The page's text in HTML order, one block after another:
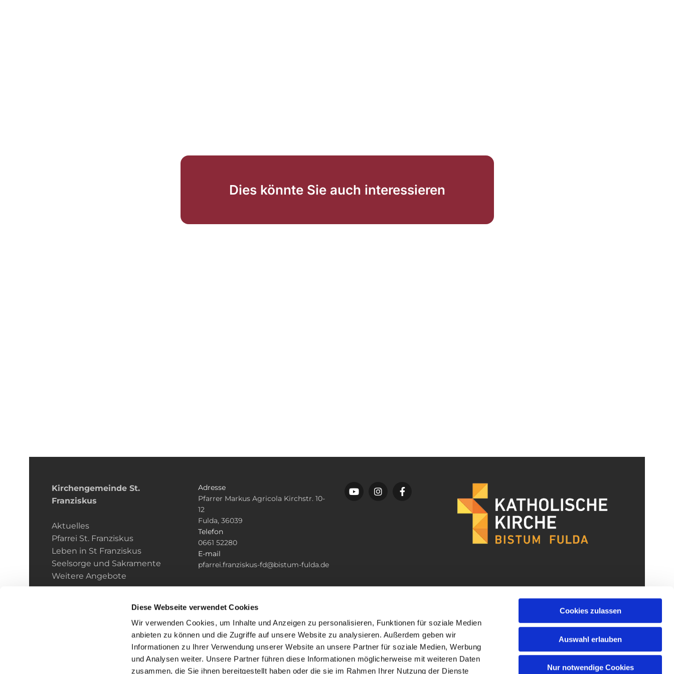
Diese Webseite verwendet Cookies
Wir verwenden Cookies, um Inhalte und Anzeigen zu personalisieren, Funktionen für soziale Medien
anbieten zu können und die Zugriffe auf unsere Website zu analysieren. Außerdem geben wir
Informationen zu Ihrer Verwendung unserer Website an unsere Partner für soziale Medien, Werbung
und Analysen weiter. Unsere Partner führen diese Informationen möglicherweise mit weiteren Daten
zusammen, die Sie ihnen bereitgestellt haben oder die sie im Rahmen Ihrer Nutzung der Dienste
Cookies zulassen
Auswahl erlauben
Nur notwendige Cookies
Dies könnte Sie auch interessieren
Kirchengemeinde­­ St.
Franziskus
Aktuelles
Pfarrei St. Franziskus
Leben in St Franziskus
Seelsorge und Sakramente
Weitere Angebote
Adresse
Pfarrer Markus Agricola Kirchstr. 10-
12
Fulda, 36039
Telefon
0661 52280
E-mail
pfarrei.franziskus-fd@bistum-fulda.de